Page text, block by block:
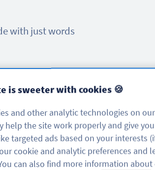
with just words
alphanumeric characters
is sweeter with cookies 🍪
and other analytic technologies on
help the site work properly and give
targeted ads based on your interests
cookie and analytic preferences and
can also find more information